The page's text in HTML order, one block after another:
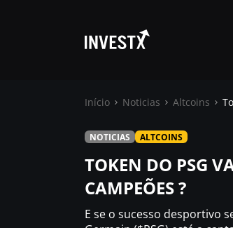
Notícias
Guias
Início Noticias Altcoins
NOTICIAS ALTCOINS
TOKEN DO PSG
CAMPEÕES ?
E se o sucesso desportivo